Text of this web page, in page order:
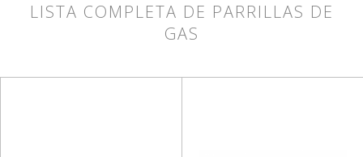
LISTA COMPLETA DE PARRILLAS DE
GAS